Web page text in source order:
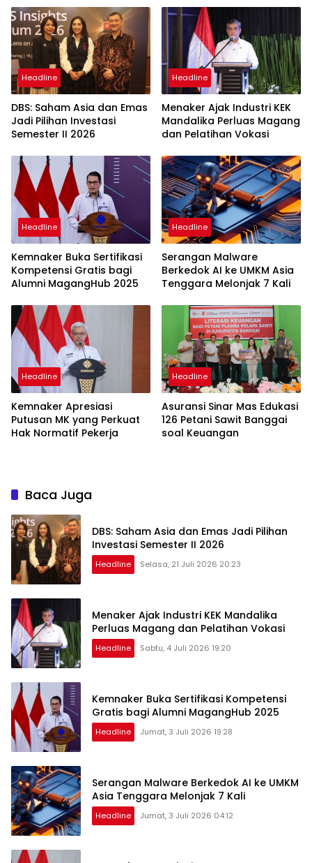
Headline
DBS: Saham Asia dan Emas
Jadi Pilihan Investasi
Semester II 2026
Headline
Menaker Ajak Industri KEK
Mandalika Perluas Magang
dan Pelatihan Vokasi
Headline
Kemnaker Buka Sertifikasi
Kompetensi Gratis bagi
Alumni MagangHub 2025
Headline
Serangan Malware
Berkedok AI ke UMKM Asia
Tenggara Melonjak 7 Kali
Headline
Kemnaker Apresiasi
Putusan MK yang Perkuat
Hak Normatif Pekerja
Headline
Asuransi Sinar Mas Edukasi
126 Petani Sawit Banggai
soal Keuangan
Baca Juga
DBS: Saham Asia dan Emas Jadi Pilihan
Investasi Semester II 2026
Headline Selasa, 21 Juli 2026 20:23
Menaker Ajak Industri KEK Mandalika
Perluas Magang dan Pelatihan Vokasi
Headline Sabtu, 4 Juli 2026 19:20
Kemnaker Buka Sertifikasi Kompetensi
Gratis bagi Alumni MagangHub 2025
Headline Jumat, 3 Juli 2026 19:28
Serangan Malware Berkedok AI ke UMKM
Asia Tenggara Melonjak 7 Kali
Headline Jumat, 3 Juli 2026 04:12